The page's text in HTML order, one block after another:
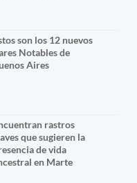
son los 12 nuevos
Notables de
Aires
rastros
que sugieren la
de vida
en Marte